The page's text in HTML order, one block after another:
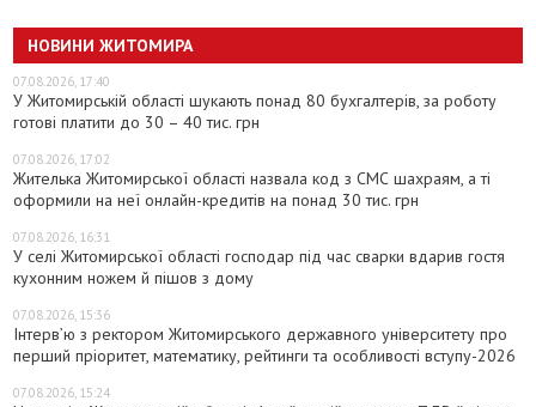
НОВИНИ ЖИТОМИРА
07.08.2026, 17:40
У Житомирській області шукають понад 80 бухгалтерів, за роботу
готові платити до 30 – 40 тис. грн
07.08.2026, 17:02
Жителька Житомирської області назвала код з СМС шахраям, а ті
оформили на неї онлайн-кредитів на понад 30 тис. грн
07.08.2026, 16:31
У селі Житомирської області господар під час сварки вдарив гостя
кухонним ножем й пішов з дому
07.08.2026, 15:36
Інтерв’ю з ректором Житомирського державного університету про
перший пріоритет, математику, рейтинги та особливості вступу-2026
07.08.2026, 15:24